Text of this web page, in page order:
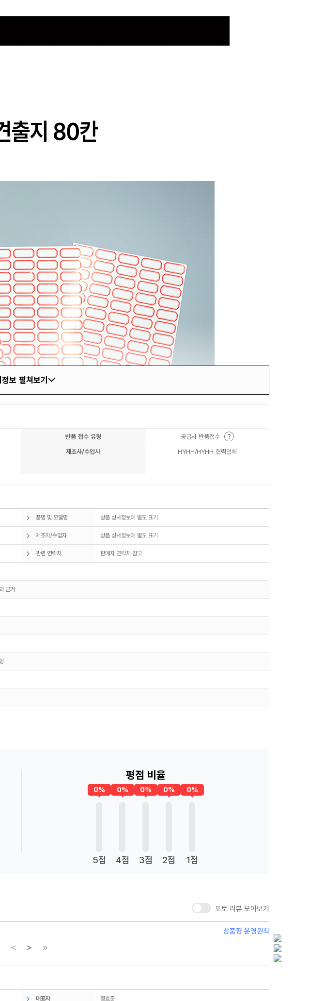
보 펼쳐보기
반품 접수 유형
공급사 반품접수
제조사/수입사
HYHH/HYHH 협력업체
품명 및 모델명 상품 상세정보에 별도 표기
제조자/수입자 상품 상세정보에 별도 표기
관련 연락처 판매자 연락처 참고
근거
평점 비율
0%
5점
0%
4점
0%
3점
0%
2점
0%
1점
포토 리뷰 모아보기
상품평 운영원칙
대표자 정효준